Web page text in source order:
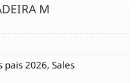
M
pais 2026, Sales